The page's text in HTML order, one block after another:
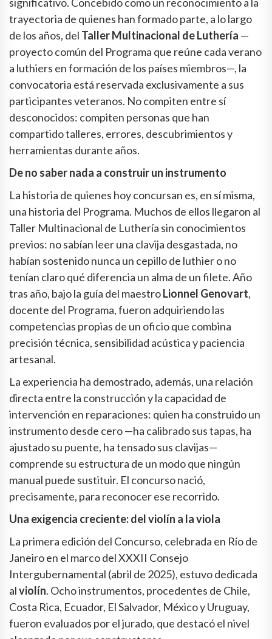
trayectoria de quienes han formado parte, a lo largo
de los años, del Taller Multinacional de Luthería —
proyecto común del Programa que reúne cada verano
a luthiers en formación de los países miembros—, la
convocatoria está reservada exclusivamente a sus
participantes veteranos. No compiten entre sí
desconocidos: compiten personas que han
compartido talleres, errores, descubrimientos y
herramientas durante años.
De no saber nada a construir un instrumento
La historia de quienes hoy concursan es, en sí misma,
una historia del Programa. Muchos de ellos llegaron al
Taller Multinacional de Luthería sin conocimientos
previos: no sabían leer una clavija desgastada, no
habían sostenido nunca un cepillo de luthier o no
tenían claro qué diferencia un alma de un filete. Año
tras año, bajo la guía del maestroLionnel Genovart,
docente del Programa, fueron adquiriendo las
competencias propias de un oficio que combina
precisión técnica, sensibilidad acústica y paciencia
artesanal.
La experiencia ha demostrado, además, una relación
directa entre la construcción y la capacidad de
intervención en reparaciones: quien ha construido un
instrumento desde cero —ha calibrado sus tapas, ha
ajustado su puente, ha tensado sus clavijas—
comprende su estructura de un modo que ningún
manual puede sustituir. El concurso nació,
precisamente, para reconocer ese recorrido.
Una exigencia creciente: del violín a la viola
La primera edición del Concurso, celebrada en Río de
Janeiro en el marco del XXXII Consejo
Intergubernamental (abril de 2025), estuvo dedicada
alviolín. Ocho instrumentos, procedentes de Chile,
Costa Rica, Ecuador, El Salvador, México y Uruguay,
fueron evaluados por el jurado, que destacó el nivel